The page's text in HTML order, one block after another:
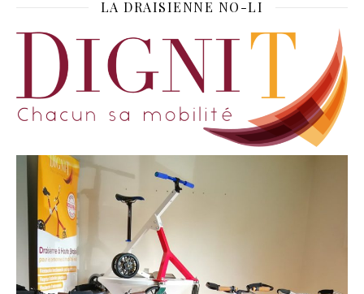
LA DRAISIENNE NO-LI